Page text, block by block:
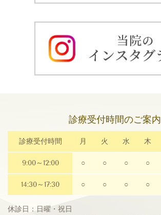
診療受付時間のご案内
診療受付時間 月 火 水 木
9:00～12:00 ○ ○ ○ ○
14:30～17:30 ○ ○ ○ ○
休診日：日曜・祝日